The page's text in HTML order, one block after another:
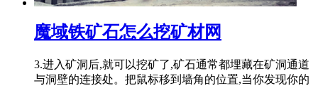
魔域铁矿石怎么挖矿材网
3.进入矿洞后,就可以挖矿了,矿石通常都埋藏在矿洞通道
与洞壁的连接处。把鼠标移到墙角的位置,当你发现你的